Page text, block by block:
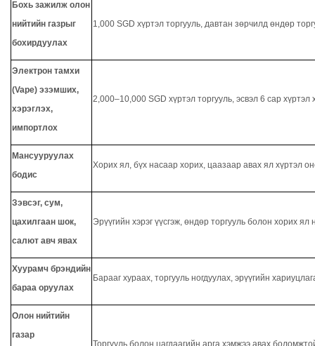
Бохь зажилж олон
нийтийн газрыг
бохирдуулах
1,000 SGD хүртэл торгууль, давтан зөрчилд өндөр
Электрон тамхи
(Vape) эзэмших,
хэрэглэх,
импортлох
2,000–10,000 SGD хүртэл торгууль, эсвэл 6 сар хүртэл
Мансууруулах
бодис
Хорих ял, бүх насаар хорих, цаазаар авах ял хүртэл
Зэвсэг, сум,
цахилгаан шок,
салют авч явах
Эрүүгийн хэрэг үүсгэж, өндөр торгууль болон хорих ял
Хуурамч брэндийн
бараа оруулах
Барааг хураах, торгууль ногдуулах, эрүүгийн
Олон нийтийн
газар